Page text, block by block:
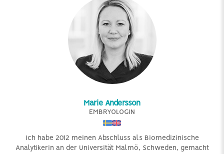
Marie Andersson
EMBRYOLOGIN
Ich habe 2012 meinen Abschluss als Biomedizinische
Analytikerin an der Universität Malmö, Schweden, gemacht